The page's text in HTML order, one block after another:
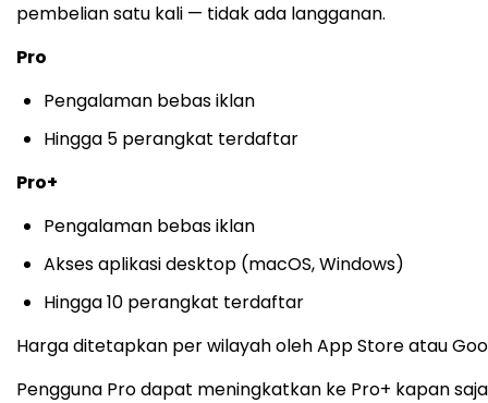
pembelian satu kali — tidak ada langganan.
Pro
Pengalaman bebas iklan
Hingga 5 perangkat terdaftar
Pro+
Pengalaman bebas iklan
Akses aplikasi desktop (macOS, Windows)
Hingga 10 perangkat terdaftar
Harga ditetapkan per wilayah oleh App Store atau
Pengguna Pro dapat meningkatkan ke Pro+ kapan